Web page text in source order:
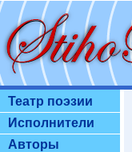
Театр поэзии
Исполнители
Авторы